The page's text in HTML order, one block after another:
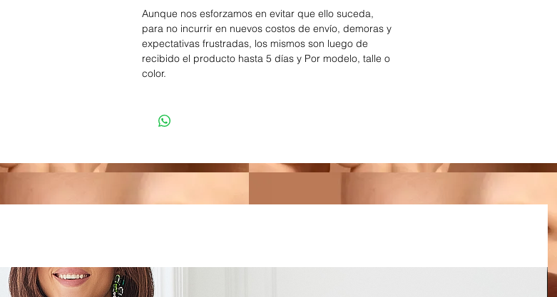
Aunque nos esforzamos en evitar que ello suceda,
para no incurrir en nuevos costos de envío, demoras y
expectativas frustradas, los mismos son luego de
recibido el producto hasta 5 días y Por modelo, talle o
color.